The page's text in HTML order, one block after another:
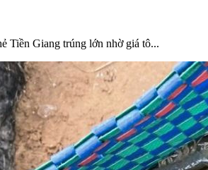
Tiền Giang trúng lớn nhờ giá tô...